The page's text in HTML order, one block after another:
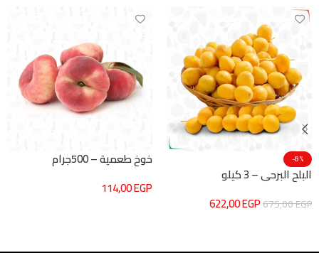
-8%
البلح البرحي – 3 كيلو
675,00EGP
622,00EGP
خوخ طعمية – 500جرام
114,00EGP